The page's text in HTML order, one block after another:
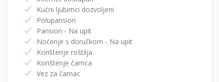
Kućni ljubimci dozvoljeni
Polupansion
Pansion - Na upit
Noćenje s doručkom - Na upit
Korištenje roštilja
Korištenje čamca
Vez za čamac